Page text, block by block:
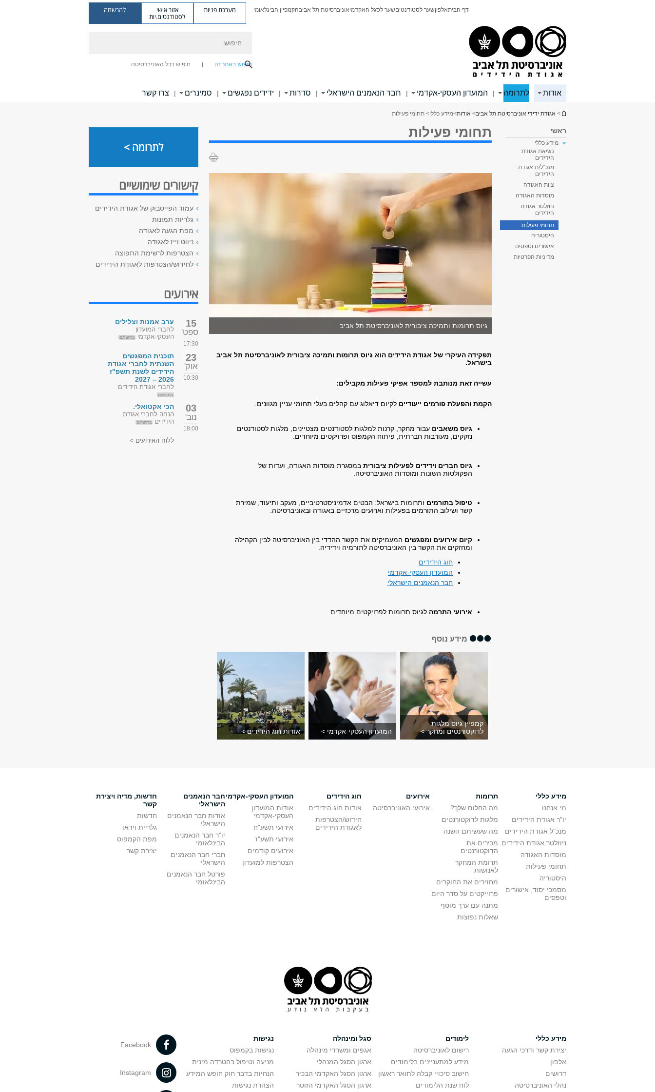
דף הביתאלפוןשער לסטודנטיםשער לסגל האקדמיאוניברסיטת תל אביבהקמפיין הבינלאומי מערכת פניות אזור אישי
לסטודנטים.יות
להרשמה
חיפוש באתר זה חיפוש בכל האוניברסיטה
אודות לתרומה | המועדון העסקי-אקדמי | חבר הנאמנים הישראלי | סדרות | ידידים נפגשים | סמינרים | צרו קשר
הינך נמצא כאן
> אגודת ידידי אוניברסיטת תל אביב> אודות>מידע כללי> תחומי פעילות
ראשי
מידע כללי
נשיאת אגודת
הידידים
מנכ"לית אגודת
הידידים
צוות האגודה
מוסדות האגודה
ניוזלטר אגודת
הידידים
תחומי פעילות
היסטוריה
אישורים וטפסים
מדיניות הפרטיות
תחומי פעילות
גיוס תרומות ותמיכה ציבורית לאוניברסיטת תל אביב
תפקידה העיקרי של אגודת הידידים הוא גיוס תרומות ותמיכה ציבורית לאוניברסיטת תל אביב
בישראל.
עשייה זאת מנותבת למספר אפיקי פעילות מקבילים:
הקמת והפעלת פורמים ייעודיים לקיום דיאלוג עם קהלים בעלי תחומי עניין מגוונים:
גיוס משאבים עבור מחקר, קרנות למלגות לסטודנטים מצטיינים, מלגות לסטודנטים
נזקקים, מעורבות חברתית, פיתוח הקמפוס ופרויקטים מיוחדים.
גיוס חברים וידידים לפעילות ציבורית במסגרת מוסדות האגודה, ועדות של
הפקולטות השונות ומוסדות האוניברסיטה.
טיפול בתורמים ותרומות בישראל: הבטים אדמיניסטרטיביים, מעקב ותיעוד, שמירת
קשר ושילוב התורמים בפעילות וארועים מרכזיים באגודה ובאוניברסיטה.
קיום אירועים ומפגשים המעמיקים את הקשר ההדדי בין האוניברסיטה לבין הקהילה
ומחזקים את הקשר בין האוניברסיטה לתורמיה וידידיה.
חוג הידידים
המועדון העסקי-אקדמי
חבר הנאמנים הישראלי
אירועי התרמה לגיוס תרומות לפרויקטים מיוחדים
מידע נוסף
קמפיין גיוס מלגות
לדוקטורנטים ומחקר >
המועדון העסקי-אקדמי > אודות חוג הידידים >
לתרומה >
קישורים שימושיים
עמוד הפייסבוק של אגודת הידידים
גלריות תמונות
מפת הגעה לאגודה
ניווט וייז לאגודה
הצטרפות לרשימת התפוצה
לחידוש/הצטרפות לאגודת הידידים
אירועים
15
ספט'
17:30
ערב אמנות וצלילים
לחברי המועדון
העסקי-אקדמי
בתשלום
23
אוק'
10:30
תוכנית המפגשים
השנתית לחברי אגודת
הידידים לשנת תשפ"ז
2026 – 2027
לחברי אגודת הידידים
בתשלום
03
נוב'
18:00
הכי אקטואלי.
הנחה לחברי אגודת
הידידים
בתשלום
ללוח האירועים >
מידע כללי
מי אנחנו
יו"ר אגודת הידידים
מנכ"ל אגודת הידידים
ניוזלטר אגודת הידידים
מוסדות האגודה
תחומי פעילות
היסטוריה
מסמכי יסוד, אישורים
וטפסים
תרומות
מה החלום שלך?
מלגות לדוקטורנטים
מה שעשיתם השנה
מכירים את
הדוקטורנטים
תרומת המחקר
לאנושות
מחזירים את החוקרים
פרוייקטים על סדר היום
מתנה עם ערך מוסף
שאלות נפוצות
אירועים
אירועי האוניברסיטה
חוג הידידים
אודות חוג הידידים
חידוש/הצטרפות
לאגודת הידידים
המועדון העסקי-אקדמי
אודות המועדון
העסקי-אקדמי
אירועי תשע"ח
אירועי תשע"ז
אירועים קודמים
הצטרפות למועדון
חבר הנאמנים
הישראלי
אודות חבר הנאמנים
הישראלי
יו"ר חבר הנאמנים
הבינלאומי
חברי חבר הנאמנים
הישראלי
פורטל חבר הנאמנים
הבינלאומי
חדשות, מדיה ויצירת
קשר
חדשות
גלריית וידאו
מפת הקמפוס
יצירת קשר
מידע כללי
יצירת קשר ודרכי הגעה
אלפון
דרושים
נהלי האוניברסיטה
לימודים
רישום לאוניברסיטה
מידע למתעניינים בלימודים
חישוב סיכויי קבלה לתואר ראשון
לוח שנת הלימודים
סגל ומינהלה
אגפים ומשרדי מינהלה
ארגון הסגל המנהלי
ארגון הסגל האקדמי הבכיר
ארגון הסגל האקדמי הזוטר
נגישות
נגישות בקמפוס
מניעה וטיפול בהטרדה מינית
הנחיות בדבר חוק חופש המידע
הצהרת נגישות
Facebook
Instagram